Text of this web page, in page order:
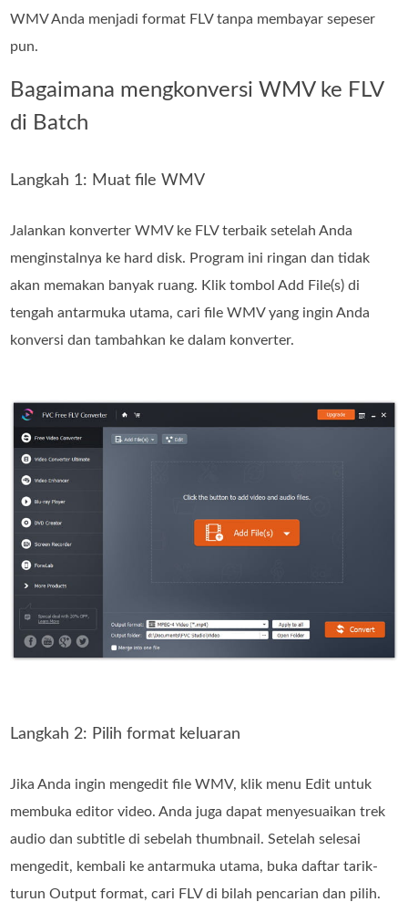
WMV Anda menjadi format FLV tanpa membayar sepeser
pun.
Bagaimana mengkonversi WMV ke FLV
di Batch
Langkah 1: Muat file WMV
Jalankan konverter WMV ke FLV terbaik setelah Anda
menginstalnya ke hard disk. Program ini ringan dan tidak
akan memakan banyak ruang. Klik tombol Add File(s) di
tengah antarmuka utama, cari file WMV yang ingin Anda
konversi dan tambahkan ke dalam konverter.
Langkah 2: Pilih format keluaran
Jika Anda ingin mengedit file WMV, klik menu Edit untuk
membuka editor video. Anda juga dapat menyesuaikan trek
audio dan subtitle di sebelah thumbnail. Setelah selesai
mengedit, kembali ke antarmuka utama, buka daftar tarik-
turun Output format, cari FLV di bilah pencarian dan pilih.